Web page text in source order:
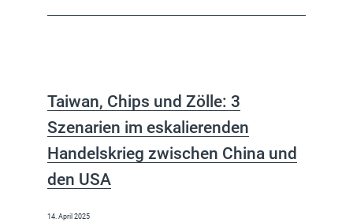
Taiwan, Chips und Zölle: 3
Szenarien im eskalierenden
Handelskrieg zwischen China und
den USA
14. April 2025